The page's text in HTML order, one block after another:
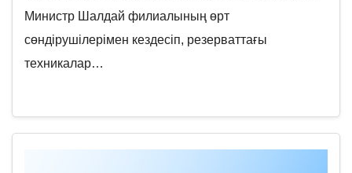
Министр Шалдай филиалының өрт
сөндірушілерімен кездесіп, резерваттағы
техникалар…